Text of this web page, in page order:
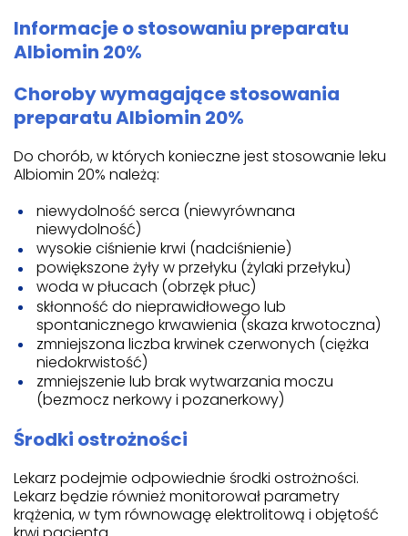
Informacje o stosowaniu preparatu
Albiomin 20%
Choroby wymagające stosowania
preparatu Albiomin 20%
Do chorób, w których konieczne jest stosowanie leku
Albiomin 20% należą:
niewydolność serca (niewyrównana
niewydolność)
wysokie ciśnienie krwi (nadciśnienie)
powiększone żyły w przełyku (żylaki przełyku)
woda w płucach (obrzęk płuc)
skłonność do nieprawidłowego lub
spontanicznego krwawienia (skaza krwotoczna)
zmniejszona liczba krwinek czerwonych (ciężka
niedokrwistość)
zmniejszenie lub brak wytwarzania moczu
(bezmocz nerkowy i pozanerkowy)
Środki ostrożności
Lekarz podejmie odpowiednie środki ostrożności.
Lekarz będzie również monitorował parametry
krążenia, w tym równowagę elektrolitową i objętość